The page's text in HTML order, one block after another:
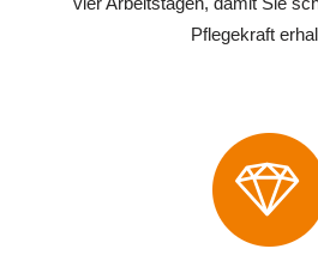
Pflegekraft